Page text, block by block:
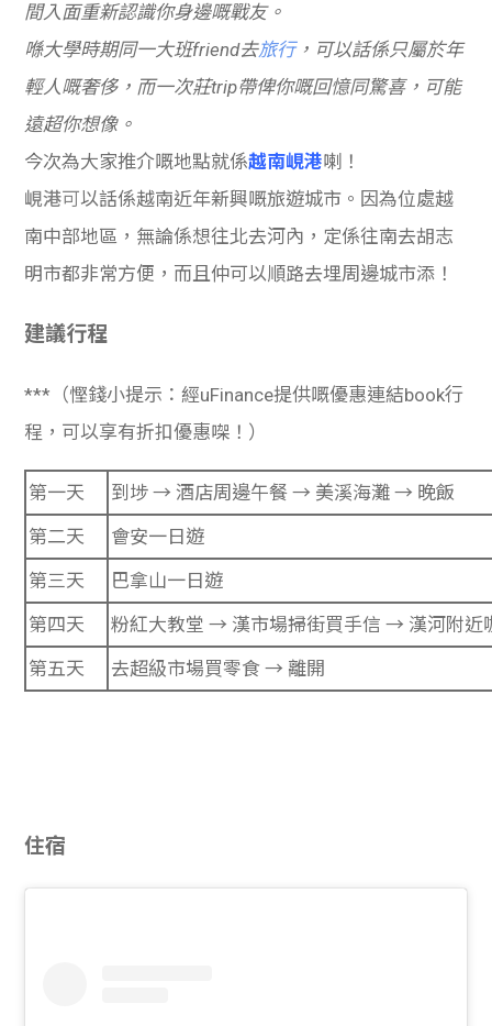
間入面重新認識你身邊嘅戰友。
喺大學時期同一大班friend去旅行，可以話係只屬於年
輕人嘅奢侈，而一次莊trip帶俾你嘅回憶同驚喜，可能
遠超你想像。
今次為大家推介嘅地點就係越南峴港喇！
峴港可以話係越南近年新興嘅旅遊城市。因為位處越
南中部地區，無論係想往北去河內，定係往南去胡志
明市都非常方便，而且仲可以順路去埋周邊城市添！
建議行程
***（慳錢小提示：經uFinance提供嘅優惠連結book行
程，可以享有折扣優惠㗎！）
第一天 到 埗 → 酒店周邊午餐 → 美溪海灘 → 晚飯
第二天
會安一日遊
第三天
巴拿山一日遊
第四天
粉紅大教堂 → 漢市場掃街買手信 → 漢河附
第五天
去超級市場買零食 → 離開
住宿